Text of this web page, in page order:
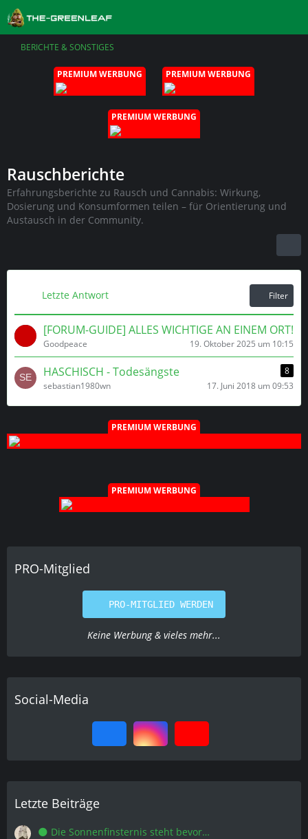
BERICHTE & SONSTIGES
PREMIUM WERBUNG PREMIUM WERBUNG
PREMIUM WERBUNG
Rauschberichte
Erfahrungsberichte zu Rausch und Cannabis: Wirkung,
Dosierung und Konsumformen teilen – für Orientierung und
Austausch in der Community.
Letzte Antwort Filter
[FORUM-GUIDE] ALLES WICHTIGE AN EINEM ORT!
Goodpeace 19. Oktober 2025 um 10:15
HASCHISCH - Todesängste
8
sebastian1980wn
17. Juni 2018 um 09:53
PREMIUM WERBUNG
PREMIUM WERBUNG
PRO-Mitglied
PRO-MITGLIED WERDEN
Keine Werbung & vieles mehr...
Social-Media
Letzte Beiträge
🌑 Die Sonnenfinsternis steht bevor…